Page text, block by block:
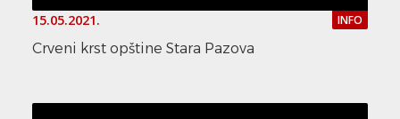
15.05.2021. INFO
Crveni krst opštine Stara Pazova